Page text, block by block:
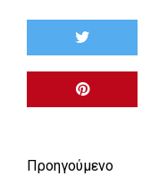
Προηγούμενο